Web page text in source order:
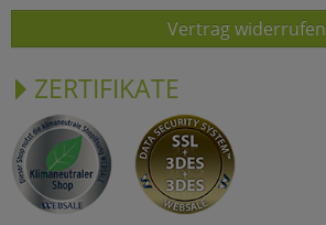
Vertrag widerrufen
ZERTIFIKATE